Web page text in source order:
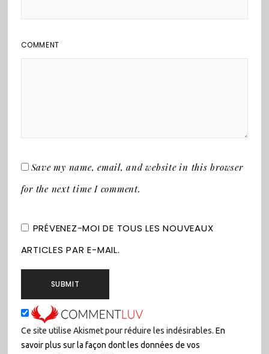
COMMENT
Save my name, email, and website in this browser
for the next time I comment.
PRÉVENEZ-MOI DE TOUS LES NOUVEAUX
ARTICLES PAR E-MAIL.
Ce site utilise Akismet pour réduire les indésirables. En
savoir plus sur la façon dont les données de vos